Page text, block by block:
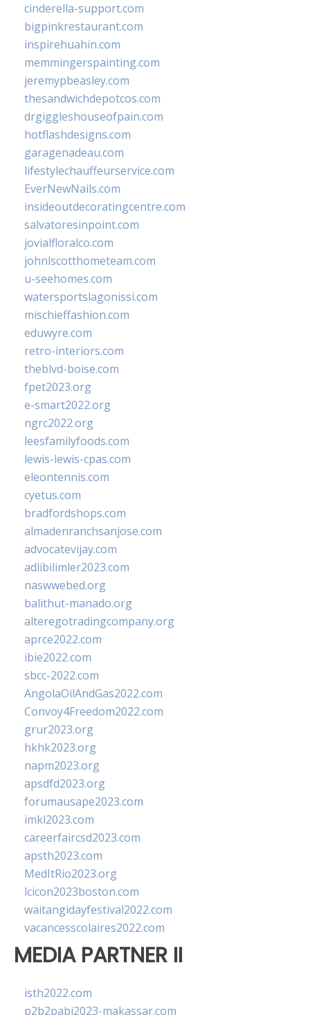
cinderella-support.com
bigpinkrestaurant.com
inspirehuahin.com
memmingerspainting.com
jeremypbeasley.com
thesandwichdepotcos.com
drgiggleshouseofpain.com
hotflashdesigns.com
garagenadeau.com
lifestylechauffeurservice.com
EverNewNails.com
insideoutdecoratingcentre.com
salvatoresinpoint.com
jovialfloralco.com
johnlscotthometeam.com
u-seehomes.com
watersportslagonissi.com
mischieffashion.com
eduwyre.com
retro-interiors.com
theblvd-boise.com
fpet2023.org
e-smart2022.org
ngrc2022.org
leesfamilyfoods.com
lewis-lewis-cpas.com
eleontennis.com
cyetus.com
bradfordshops.com
almadenranchsanjose.com
advocatevijay.com
adlibilimler2023.com
naswwebed.org
balithut-manado.org
alteregotradingcompany.org
aprce2022.com
ibie2022.com
sbcc-2022.com
AngolaOilAndGas2022.com
Convoy4Freedom2022.com
grur2023.org
hkhk2023.org
napm2023.org
apsdfd2023.org
forumausape2023.com
imkl2023.com
careerfaircsd2023.com
apsth2023.com
MedItRio2023.org
lcicon2023boston.com
waitangidayfestival2022.com
vacancesscolaires2022.com
MEDIA PARTNER II
isth2022.com
p2b2pabi2023-makassar.com